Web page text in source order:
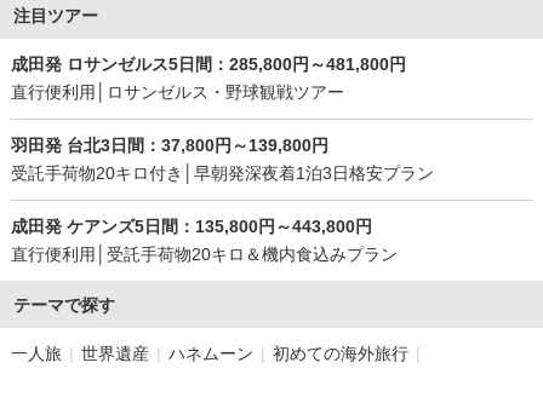
注目ツアー
成田発 ロサンゼルス5日間： 285,800円～481,800円
直行便利用│ロサンゼルス・野球観戦ツアー
羽田発 台北3日間： 37,800円～139,800円
受託手荷物20キロ付き│早朝発深夜着1泊3日格安プラン
成田発 ケアンズ5日間： 135,800円～443,800円
直行便利用│受託手荷物20キロ＆機内食込みプラン
テーマで探す
一人旅 世界遺産 ハネムーン 初めての海外旅行